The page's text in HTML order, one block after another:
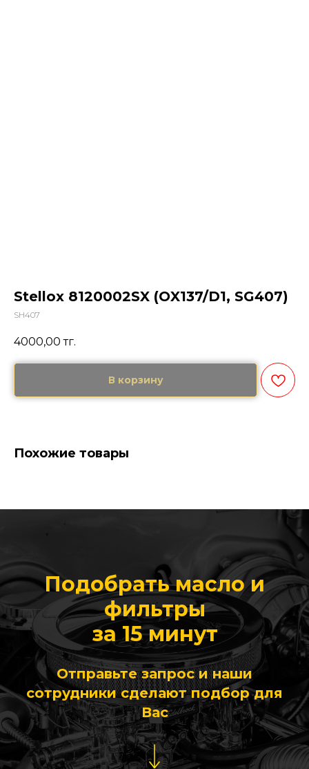
Stellox 8120002SX (OX137/D1, SG407)
SH407
4000,00 тг.
В корзину
Похожие товары
Подобрать масло и
фильтры
за 15 минут
Отправьте запрос и наши
сотрудники сделают подбор для
Вас